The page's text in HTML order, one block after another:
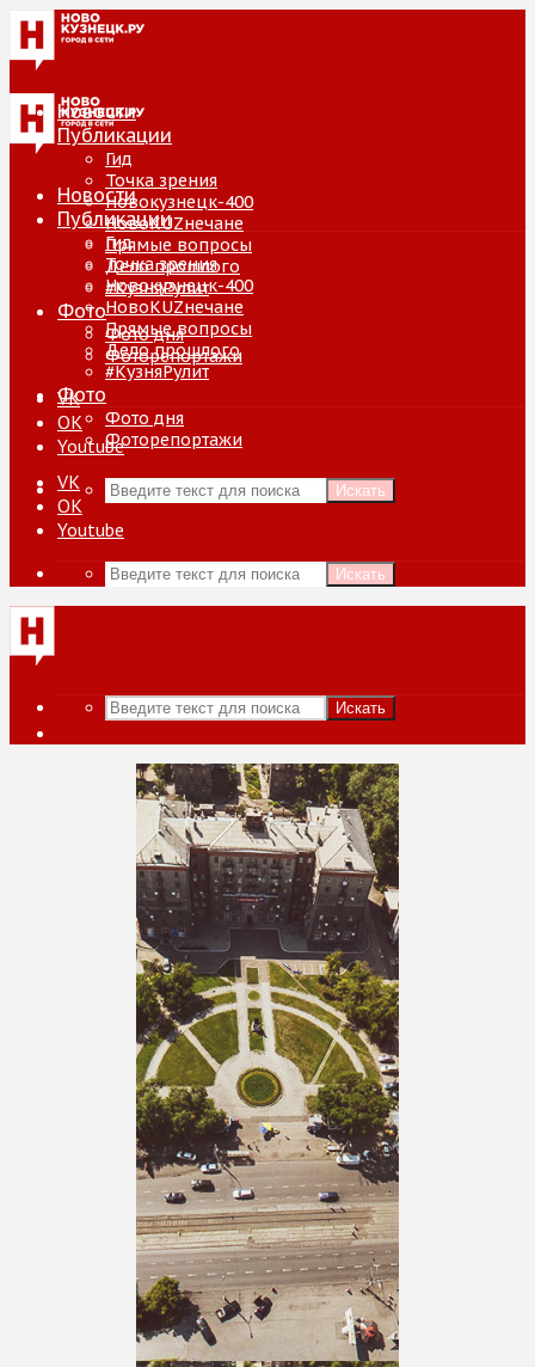
Новости
Публикации
Гид
Точка зрения
Новокузнецк-400
НовоKUZнечане
Прямые вопросы
Дело прошлого
#КузняРулит
Фото
Фото дня
Фоторепортажи
VK
ОК
Youtube
Искать
Новости
Публикации
Гид
Точка зрения
Новокузнецк-400
НовоKUZнечане
Прямые вопросы
Дело прошлого
#КузняРулит
Фото
Фото дня
Фоторепортажи
VK
ОК
Youtube
Искать
Искать